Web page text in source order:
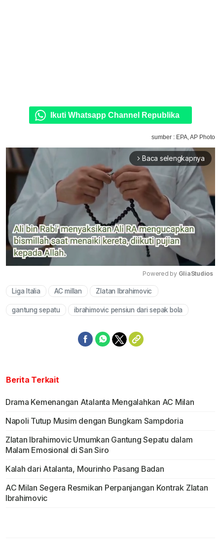
Ikuti Whatsapp Channel Republika
sumber : EPA, AP Photo
arrow_forward_ios Baca selengkapnya
Powered by GliaStudios
Liga Italia AC millan Zlatan Ibrahimovic
gantung sepatu ibrahimovic pensiun dari sepak bola
Berita Terkait
Drama Kemenangan Atalanta Mengalahkan AC Milan
Napoli Tutup Musim dengan Bungkam Sampdoria
Zlatan Ibrahimovic Umumkan Gantung Sepatu dalam
Malam Emosional di San Siro
Kalah dari Atalanta, Mourinho Pasang Badan
AC Milan Segera Resmikan Perpanjangan Kontrak Zlatan
Ibrahimovic